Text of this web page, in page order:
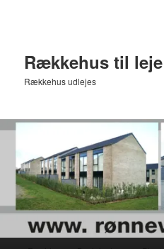
Rækkehus til
Rækkehus udlejes